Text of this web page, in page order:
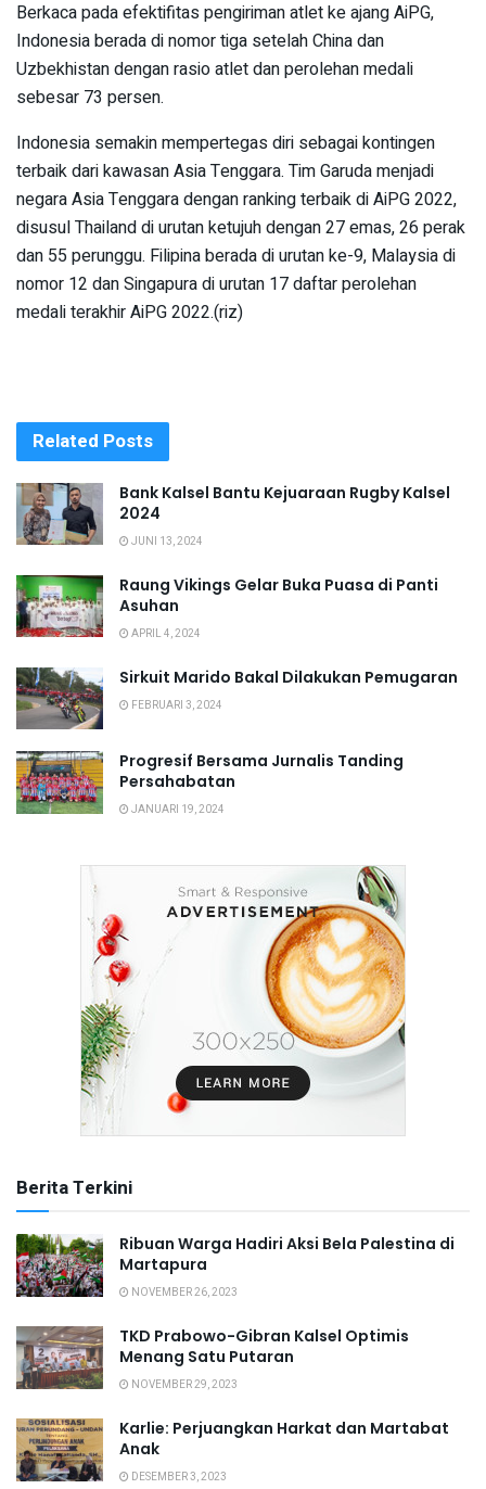
Berkaca pada efektifitas pengiriman atlet ke ajang AiPG,
Indonesia berada di nomor tiga setelah China dan
Uzbekhistan dengan rasio atlet dan perolehan medali
sebesar 73 persen.
Indonesia semakin mempertegas diri sebagai kontingen
terbaik dari kawasan Asia Tenggara. Tim Garuda menjadi
negara Asia Tenggara dengan ranking terbaik di AiPG 2022,
disusul Thailand di urutan ketujuh dengan 27 emas, 26 perak
dan 55 perunggu. Filipina berada di urutan ke-9, Malaysia di
nomor 12 dan Singapura di urutan 17 daftar perolehan
medali terakhir AiPG 2022.(riz)
Related Posts
Bank Kalsel Bantu Kejuaraan Rugby Kalsel
2024
JUNI 13, 2024
Raung Vikings Gelar Buka Puasa di Panti
Asuhan
APRIL 4, 2024
Sirkuit Marido Bakal Dilakukan Pemugaran
FEBRUARI 3, 2024
Progresif Bersama Jurnalis Tanding
Persahabatan
JANUARI 19, 2024
Berita Terkini
Ribuan Warga Hadiri Aksi Bela Palestina di
Martapura
NOVEMBER 26, 2023
TKD Prabowo-Gibran Kalsel Optimis
Menang Satu Putaran
NOVEMBER 29, 2023
Karlie: Perjuangkan Harkat dan Martabat
Anak
DESEMBER 3, 2023